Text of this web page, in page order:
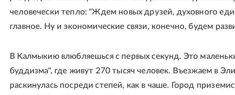
человечески тепло: "Ждем новых друзей, духовного
главное. Ну и экономические связи, конечно, будем
В Калмыкию влюбляешься с первых секунд. Это
буддизма", где живут 270 тысяч человек. Въезжаем в
раскинулась посреди степей, как в чаше. Город